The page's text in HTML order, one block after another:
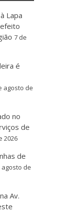
Lapa
7 de
é
agosto de
no
de
2026
de
agosto de
Av.